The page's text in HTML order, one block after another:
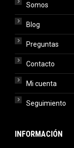
Somos
Blog
Preguntas
Contacto
Mi cuenta
Seguimiento
INFORMACIÓN